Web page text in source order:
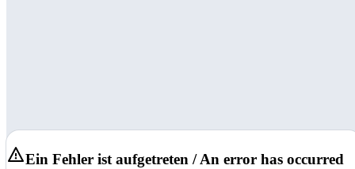
Ein Fehler ist aufgetreten / An error has occurred